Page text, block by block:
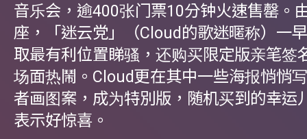
音乐会，逾400张门票10分钟火速售罄。
座，「迷云党」（Cloud的歌迷暱称）一
取最有利位置睇骚，还购买限定版亲笔签
场面热鬧。Cloud更在其中一些海报悄悄
者画图案，成为特別版，随机买到的幸运
表示好惊喜。